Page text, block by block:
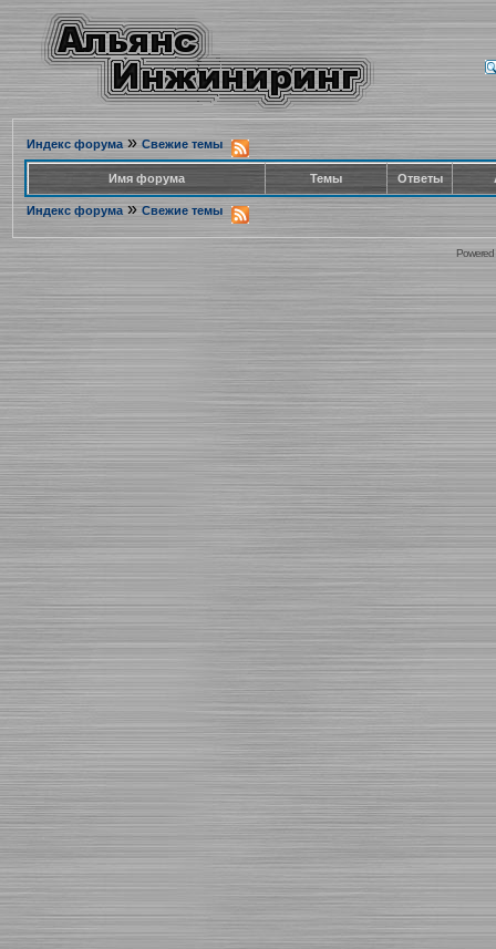
Индекс форума» Свежие темы
Имя форума Темы Ответы
Индекс форума » Свежие темы